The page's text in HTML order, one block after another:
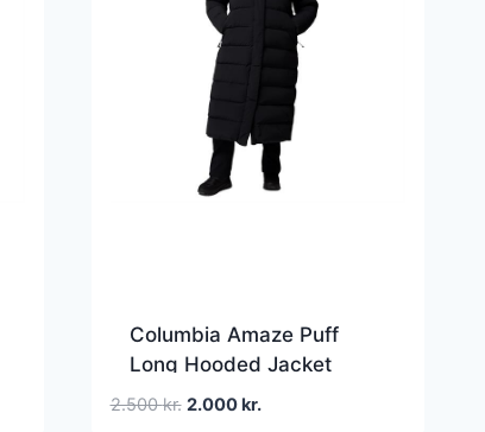
Columbia Amaze Puff
Long Hooded Jacket
Womens, Black
2.500kr. Den
2.000kr.Den